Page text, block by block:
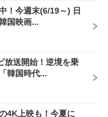
！今週末(6/19～) 日
国映画...
放送開始！逆境を乗
韓国時代...
4K上映も！今夏に